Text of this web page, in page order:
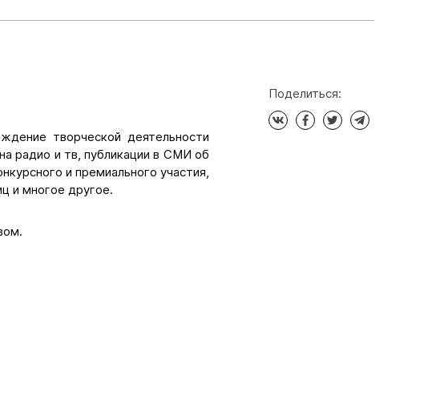
творческой деятельности
радио и тв, публикации в СМИ об
и премиального участия,
и многое другое.
Поделиться: